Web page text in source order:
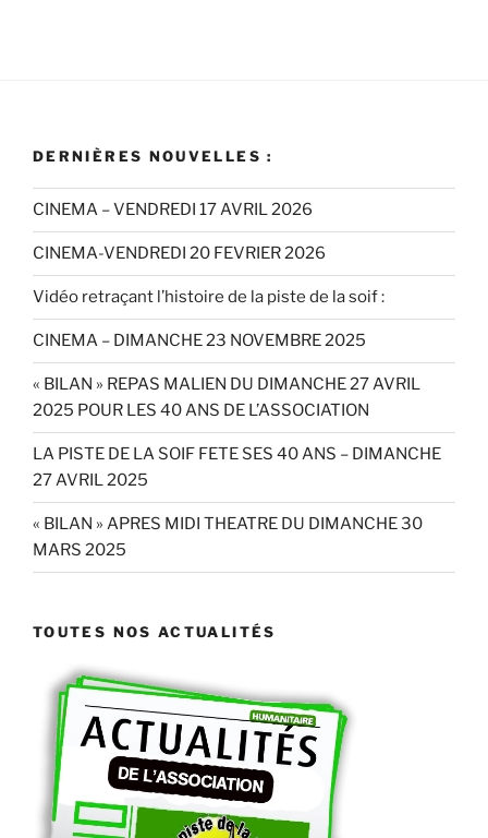
DERNIÈRES NOUVELLES :
CINEMA – VENDREDI 17 AVRIL 2026
CINEMA-VENDREDI 20 FEVRIER 2026
Vidéo retraçant l’histoire de la piste de la soif :
CINEMA – DIMANCHE 23 NOVEMBRE 2025
« BILAN » REPAS MALIEN DU DIMANCHE 27 AVRIL
2025 POUR LES 40 ANS DE L’ASSOCIATION
LA PISTE DE LA SOIF FETE SES 40 ANS – DIMANCHE
27 AVRIL 2025
« BILAN » APRES MIDI THEATRE DU DIMANCHE 30
MARS 2025
TOUTES NOS ACTUALITÉS